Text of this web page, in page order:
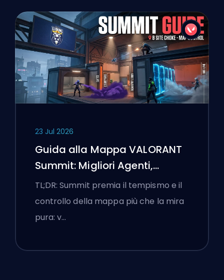
23 Jul 2026
Guida alla Mappa VALORANT
Summit: Migliori Agenti,
Chiamate e Fumogeni
TL;DR: Summit premia il tempismo e il
controllo della mappa più che la mira
pura: v…